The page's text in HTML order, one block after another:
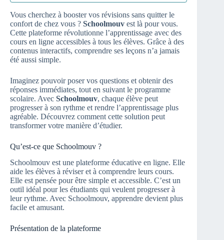
Vous cherchez à booster vos révisions sans quitter le
confort de chez vous ? Schoolmouv est là pour vous.
Cette plateforme révolutionne l’apprentissage avec des
cours en ligne accessibles à tous les élèves. Grâce à des
contenus interactifs, comprendre ses leçons n’a jamais
été aussi simple.
Imaginez pouvoir poser vos questions et obtenir des
réponses immédiates, tout en suivant le programme
scolaire. Avec Schoolmouv, chaque élève peut
progresser à son rythme et rendre l’apprentissage plus
agréable. Découvrez comment cette solution peut
transformer votre manière d’étudier.
Qu’est-ce que Schoolmouv ?
Schoolmouv est une plateforme éducative en ligne. Elle
aide les élèves à réviser et à comprendre leurs cours.
Elle est pensée pour être simple et accessible. C’est un
outil idéal pour les étudiants qui veulent progresser à
leur rythme. Avec Schoolmouv, apprendre devient plus
facile et amusant.
Présentation de la plateforme